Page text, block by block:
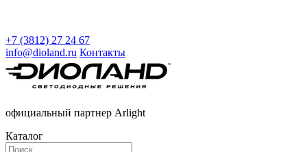
+7 (3812) 27 24 67
info@dioland.ru Контакты
официальный партнер Arlight
Каталог